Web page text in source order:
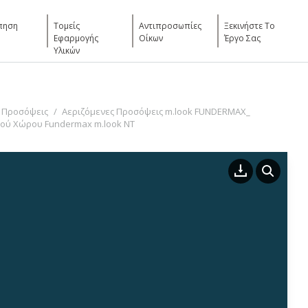
Τομείς
Εφαρμογής
Υλικών
Αντιπροσωπίες
Οίκων
Ξεκινήστε Το
Έργο Σας
Προσόψεις
Αεριζόμενες Προσόψεις m.look FUNDERMAX_
Χώρου Fundermax m.look NT